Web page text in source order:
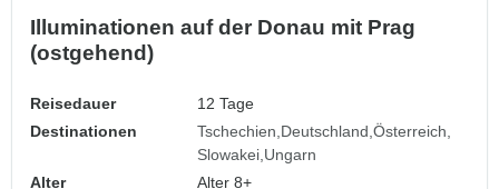
Illuminationen auf der Donau mit Prag
(ostgehend)
Reisedauer
12 Tage
Destinationen
Tschechien Deutschland Österreich
Slowakei Ungarn
Alter
Alter 8+